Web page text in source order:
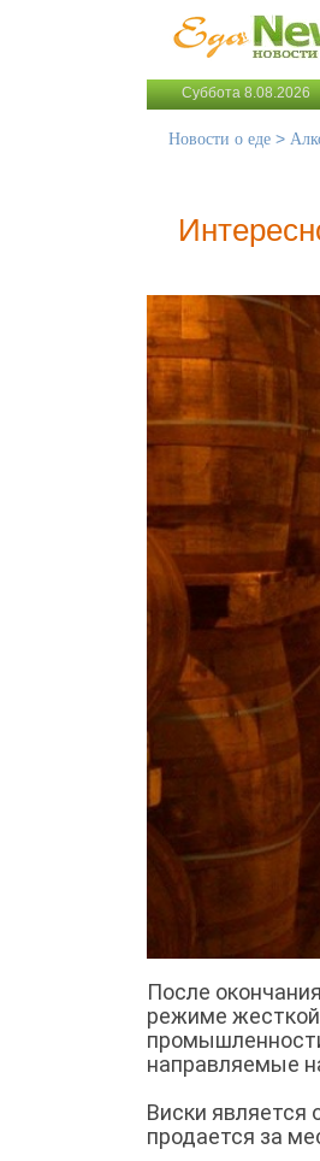
Суббота 8.08.2026
Новости о еде >
После
режиме
направляемые
Виски является
продается за